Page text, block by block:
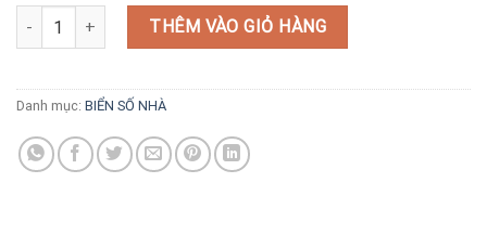
Biển số nhà đúc mẫu mới số lượng
THÊM VÀO GIỎ HÀNG
Danh mục: BIỂN SỐ NHÀ